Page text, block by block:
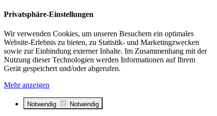
Privatsphäre-Einstellungen
Wir verwenden Cookies, um unseren Besuchern ein optimales
Website-Erlebnis zu bieten, zu Statistik- und Marketingzwecken
sowie zur Einbindung externer Inhalte. Im Zusammenhang mit der
Nutzung dieser Technologien werden Informationen auf Ihrem
Gerät gespeichert und/oder abgerufen.
Mehr anzeigen
Notwendig Notwendig